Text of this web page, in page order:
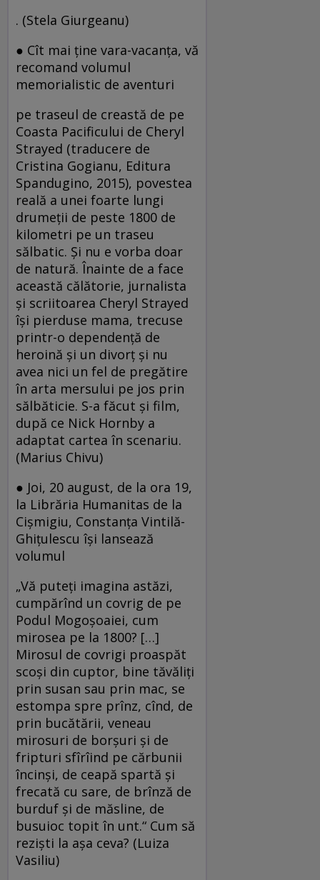
. (Stela Giurgeanu)
● Cît mai ţine vara-vacanţa, vă
recomand volumul
memorialistic de aventuri
pe traseul de creastă de pe
Coasta Pacificului de Cheryl
Strayed (traducere de
Cristina Gogianu, Editura
Spandugino, 2015), povestea
reală a unei foarte lungi
drumeţii de peste 1800 de
kilometri pe un traseu
sălbatic. Şi nu e vorba doar
de natură. Înainte de a face
această călătorie, jurnalista
şi scriitoarea Cheryl Strayed
îşi pierduse mama, trecuse
printr-o dependenţă de
heroină şi un divorţ şi nu
avea nici un fel de pregătire
în arta mersului pe jos prin
sălbăticie. S-a făcut şi film,
după ce Nick Hornby a
adaptat cartea în scenariu.
(Marius Chivu)
● Joi, 20 august, de la ora 19,
la Librăria Humanitas de la
Cişmigiu, Constanţa Vintilă-
Ghiţulescu îşi lansează
volumul
„Vă puteţi imagina astăzi,
cumpărînd un covrig de pe
Podul Mogoşoaiei, cum
mirosea pe la 1800? […]
Mirosul de covrigi proaspăt
scoşi din cuptor, bine tăvăliţi
prin susan sau prin mac, se
estompa spre prînz, cînd, de
prin bucătării, veneau
mirosuri de borşuri şi de
fripturi sfîrîind pe cărbunii
încinşi, de ceapă spartă şi
frecată cu sare, de brînză de
burduf şi de măsline, de
busuioc topit în unt.“ Cum să
rezişti la aşa ceva? (Luiza
Vasiliu)